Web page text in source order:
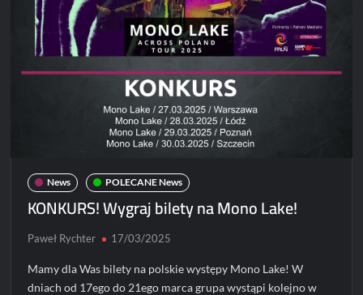
News POLECANE News
KONKURS! Wygraj bilety na Mono Lake!
Paweł Rychter 17/03/2025
Mamy dla Was bilety na polskie występy Mono Lake! W
dniach od 17ego do 21ego marca grupa wystąpi kolejno w